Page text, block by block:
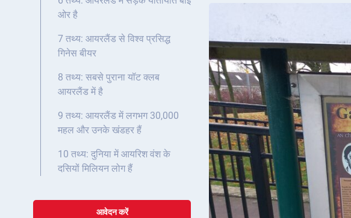
ओर है
7 तथ्य: आयरलैंड से विश्व प्रसिद्ध
गिनेस बीयर
8 तथ्य: सबसे पुराना यॉट क्लब
आयरलैंड में है
9 तथ्य: आयरलैंड में लगभग 30,000
महल और उनके खंडहर हैं
10 तथ्य: दुनिया में आयरिश वंश के
दसियों मिलियन लोग हैं
आवेदन करें